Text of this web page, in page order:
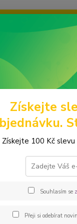
grafiku? Mám
Kabelky a batohy
-
Získejte
Získejte 100 Kč
Souhlasím se
Přeji si odebírat